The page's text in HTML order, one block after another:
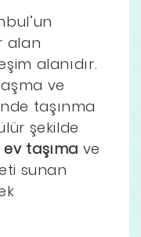
alan
alanıdır.
ve
taşınma
şekilde
ev taşıma ve
sunan